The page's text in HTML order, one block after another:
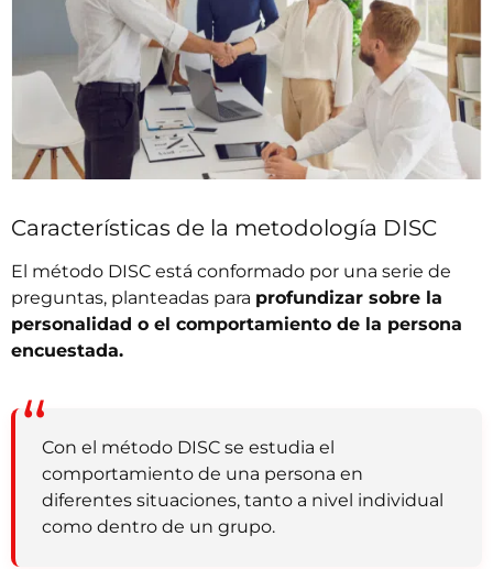
Características de la metodología DISC
El método DISC está conformado por una serie de
preguntas, planteadas para profundizar sobre la
personalidad o el comportamiento de la persona
encuestada.
Con el método DISC se estudia el
comportamiento de una persona en
diferentes situaciones, tanto a nivel individual
como dentro de un grupo.